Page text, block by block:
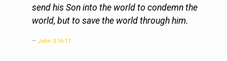
send his Son into the world to condemn the
world, but to save the world through him.
John 3:16-17